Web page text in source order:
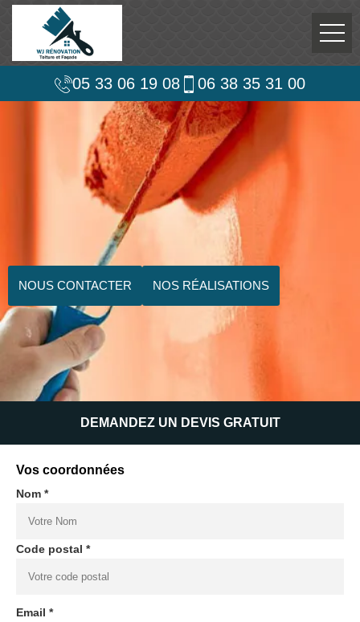
05 33 06 19 08 06 38 35 31 00
NOUS CONTACTER NOS RÉALISATIONS
DEMANDEZ UN DEVIS GRATUIT
Vos coordonnées
Nom *
Code postal *
Email *